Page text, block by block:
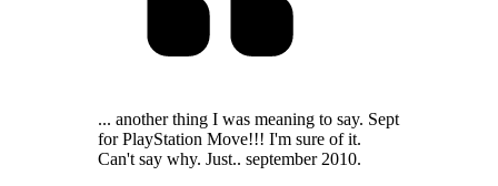
... another thing I was meaning to say. Sept
for PlayStation Move!!! I'm sure of it.
Can't say why. Just.. september 2010.